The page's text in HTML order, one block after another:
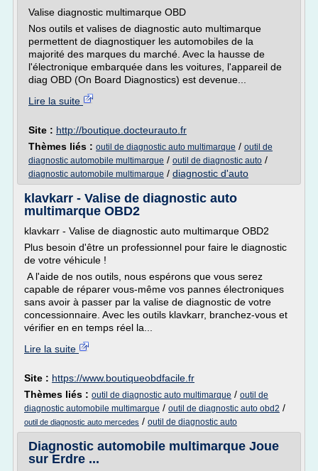
Valise diagnostic multimarque OBD
Nos outils et valises de diagnostic auto multimarque
permettent de diagnostiquer les automobiles de la
majorité des marques du marché. Avec la hausse de
l'électronique embarquée dans les voitures, l'appareil de
diag OBD (On Board Diagnostics) est devenue...
Lire la suite
Site : http://boutique.docteurauto.fr
Thèmes liés : outil de diagnostic auto multimarque / outil de
diagnostic automobile multimarque / outil de diagnostic auto /
diagnostic automobile multimarque / diagnostic d'auto
klavkarr - Valise de diagnostic auto
multimarque OBD2
klavkarr - Valise de diagnostic auto multimarque OBD2
Plus besoin d'être un professionnel pour faire le diagnostic
de votre véhicule !
A l'aide de nos outils, nous espérons que vous serez
capable de réparer vous-même vos pannes électroniques
sans avoir à passer par la valise de diagnostic de votre
concessionnaire. Avec les outils klavkarr, branchez-vous et
vérifier en en temps réel la...
Lire la suite
Site : https://www.boutiqueobdfacile.fr
Thèmes liés : outil de diagnostic auto multimarque / outil de
diagnostic automobile multimarque / outil de diagnostic auto obd2 /
outil de diagnostic auto mercedes / outil de diagnostic auto
Diagnostic automobile multimarque Joue
sur Erdre ...